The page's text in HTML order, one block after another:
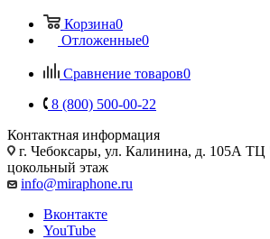
Корзина0
Отложенные0
Сравнение товаров0
8 (800) 500-00-22
Контактная информация
г. Чебоксары, ул. Калинина, д. 105А
цокольный этаж
info@miraphone.ru
Вконтакте
YouTube